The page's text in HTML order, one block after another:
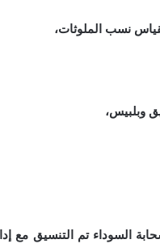
السوداء تم التنسيق مع